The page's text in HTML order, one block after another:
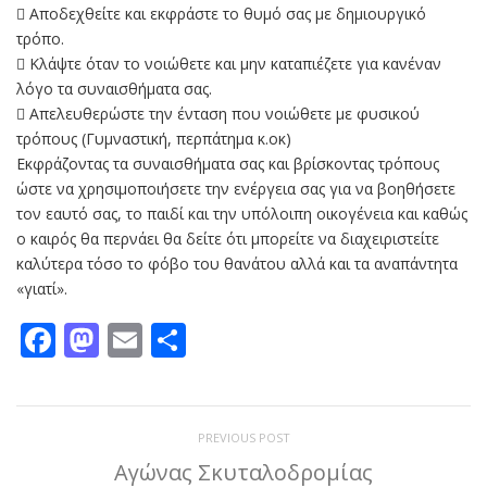
 Αποδεχθείτε και εκφράστε το θυμό σας με δημιουργικό
τρόπο.
 Κλάψτε όταν το νοιώθετε και μην καταπιέζετε για κανέναν
λόγο τα συναισθήματα σας.
 Απελευθερώστε την ένταση που νοιώθετε με φυσικού
τρόπους (Γυμναστική, περπάτημα κ.οκ)
Εκφράζοντας τα συναισθήματα σας και βρίσκοντας τρόπους
ώστε να χρησιμοποιήσετε την ενέργεια σας για να βοηθήσετε
τον εαυτό σας, το παιδί και την υπόλοιπη οικογένεια και καθώς
ο καιρός θα περνάει θα δείτε ότι μπορείτε να διαχειριστείτε
καλύτερα τόσο το φόβο του θανάτου αλλά και τα αναπάντητα
«γιατί».
Facebook
Mastodon
Email
PREVIOUS POST
Αγώνας Σκυταλοδρομίας